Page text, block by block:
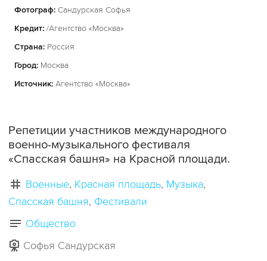
Фотограф: Сандурская Софья
Кредит: /Агентство «Москва»
Страна: Россия
Город: Москва
Источник: Агентство «Москва»
Репетиции участников международного
военно-музыкального фестиваля
«Спасская башня» на Красной площади.
Военные Красная площадь Музыка
Спасская башня Фестивали
Общество
Софья Сандурская